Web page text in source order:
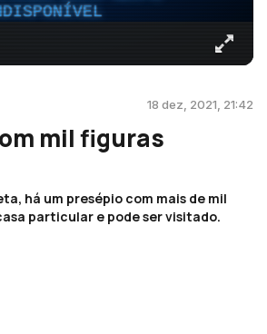
18 dez, 2021, 21:42
mil figuras
há um presépio com mais de mil
particular e pode ser visitado.